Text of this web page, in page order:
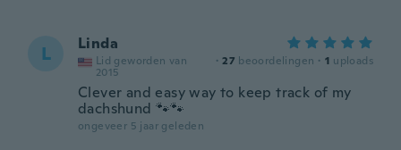
L Linda
Lid geworden van
2015
· 27 beoordelingen · 1 uploads
Clever and easy way to keep track of my
dachshund 🐾🐾
ongeveer 5 jaar geleden